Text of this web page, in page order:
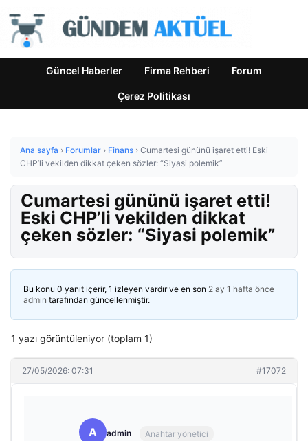
Güncel Haberler Firma Rehberi Forum
Çerez Politikası
Ana sayfa › Forumlar › Finans › Cumartesi gününü işaret etti! Eski
CHP’li vekilden dikkat çeken sözler: “Siyasi polemik”
Cumartesi gününü işaret etti!
Eski CHP’li vekilden dikkat
çeken sözler: “Siyasi polemik”
Bu konu 0 yanıt içerir, 1 izleyen vardır ve en son 2 ay 1 hafta önce
admin tarafından güncellenmiştir.
1 yazı görüntüleniyor (toplam 1)
27/05/2026: 07:31 #17072
A admin Anahtar yönetici